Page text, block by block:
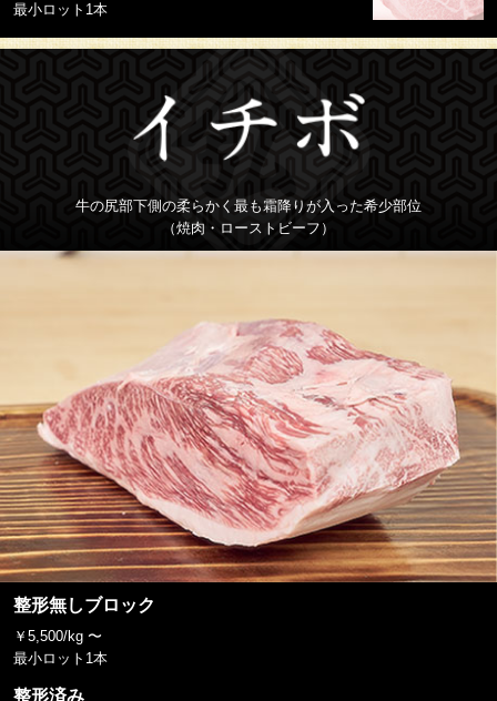
最小ロット1本
牛の尻部下側の柔らかく最も霜降りが入った希少部位
（焼肉・ローストビーフ）
整形無しブロック
￥5,500/kg 〜
最小ロット1本
整形済み